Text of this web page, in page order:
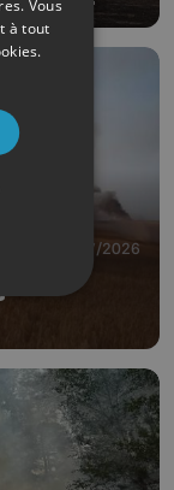
10/07/2026
. Vous
à tout
.